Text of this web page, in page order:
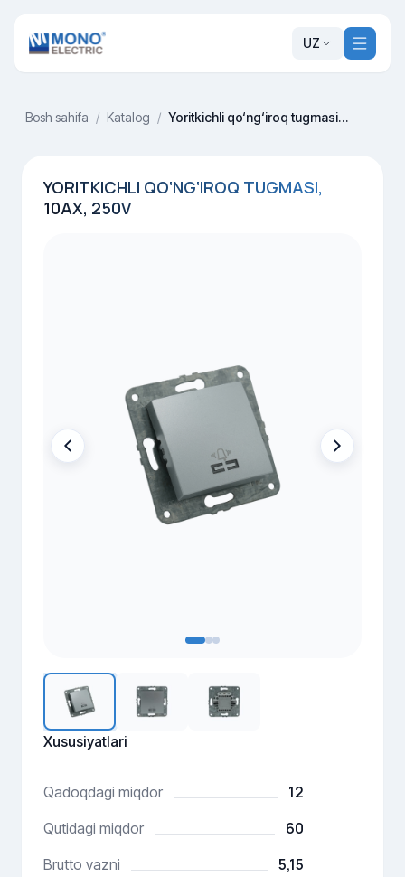
UZ
Bosh sahifa / Katalog / Yoritkichli qo‘ng‘iroq tugmasi, 10AX, 250V
YORITKICHLI QO‘NG‘IROQ TUGMASI,
10AX, 250V
Xususiyatlari
Qadoqdagi miqdor 12
Qutidagi miqdor 60
Brutto vazni 5,15